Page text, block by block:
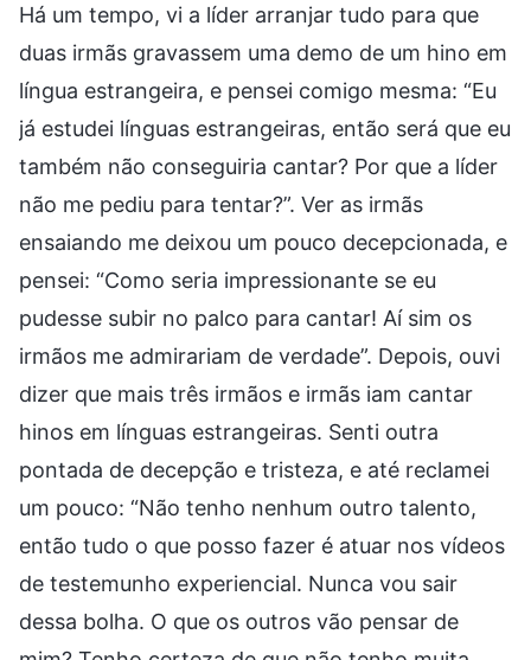
Há um tempo, vi a líder arranjar tudo para que
duas irmãs gravassem uma demo de um hino em
língua estrangeira, e pensei comigo mesma: “Eu
já estudei línguas estrangeiras, então será que eu
também não conseguiria cantar? Por que a líder
não me pediu para tentar?”. Ver as irmãs
ensaiando me deixou um pouco decepcionada, e
pensei: “Como seria impressionante se eu
pudesse subir no palco para cantar! Aí sim os
irmãos me admirariam de verdade”. Depois, ouvi
dizer que mais três irmãos e irmãs iam cantar
hinos em línguas estrangeiras. Senti outra
pontada de decepção e tristeza, e até reclamei
um pouco: “Não tenho nenhum outro talento,
então tudo o que posso fazer é atuar nos vídeos
de testemunho experiencial. Nunca vou sair
dessa bolha. O que os outros vão pensar de